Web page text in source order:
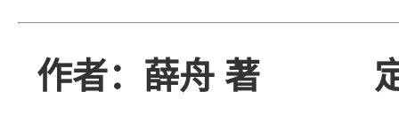
作者：薛舟 著